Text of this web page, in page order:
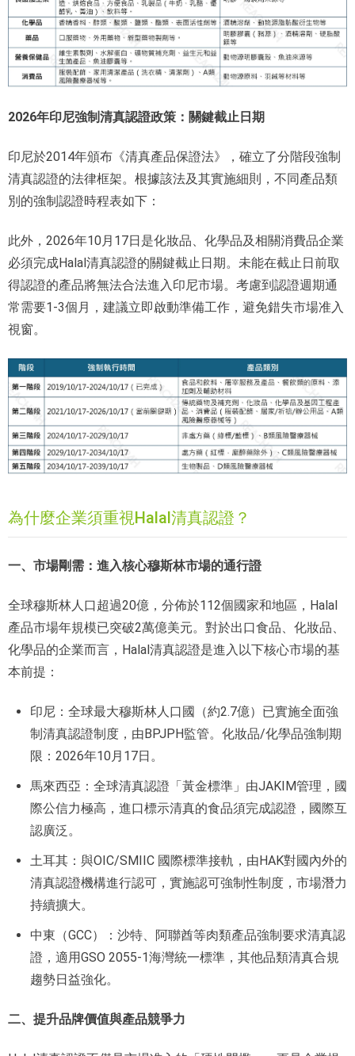
2026年印尼強制清真認證政策：關鍵截止日期
印尼於2014年頒布《清真產品保證法》，確立了分階段強制
清真認證的法律框架。根據該法及其實施細則，不同產品類
別的強制認證時程表如下：
此外，2026年10月17日是化妝品、化學品及相關消費品企業
必須完成Halal清真認證的關鍵截止日期。未能在截止日前取
得認證的產品將無法合法進入印尼市場。考慮到認證週期通
常需要1-3個月，建議立即啟動準備工作，避免錯失市場准入
視窗。
為什麼企業須重視Halal清真認證？
一、市場剛需：進入核心穆斯林市場的通行證
全球穆斯林人口超過20億，分佈於112個國家和地區，Halal
產品市場年規模已突破2萬億美元。對於出口食品、化妝品、
化學品的企業而言，Halal清真認證是進入以下核心市場的基
本前提：
印尼：全球最大穆斯林人口國（約2.7億）已實施全面強
制清真認證制度，由BPJPH監管。化妝品/化學品強制期
限：2026年10月17日。
馬來西亞：全球清真認證「黃金標準」由JAKIM管理，國
際公信力極高，進口標示清真的食品須完成認證，國際互
認廣泛。
土耳其：與OIC/SMIIC 國際標準接軌，由HAK對國內外的
清真認證機構進行認可，實施認可強制性制度，市場潛力
持續擴大。
中東（GCC）：沙特、阿聯酋等肉類產品強制要求清真認
證，適用GSO 2055-1海灣統一標準，其他品類清真合規
趨勢日益強化。
二、提升品牌價值與產品競爭力